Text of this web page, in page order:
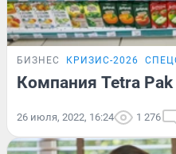
БИЗНЕС КРИЗИС-2026
Компания Tetra
26 июля, 2022, 16:24 1 276